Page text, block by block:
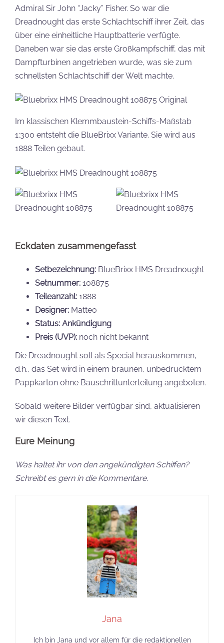
Admiral Sir John “Jacky” Fisher. So war die
Dreadnought das erste Schlachtschiff ihrer Zeit, das
über eine einheitliche Hauptbatterie verfügte.
Daneben war sie das erste Großkampfschiff, das mit
Dampfturbinen angetrieben wurde, was sie zum
schnellsten Schlachtschiff der Welt machte.
Im klassischen Klemmbaustein-Schiffs-Maßstab
1:300 entsteht die BlueBrixx Variante. Sie wird aus
1888 Teilen gebaut.
Eckdaten zusammengefasst
Setbezeichnung: BlueBrixx HMS Dreadnought
Setnummer: 108875
Teileanzahl: 1888
Designer: Matteo
Status: Ankündigung
Preis (UVP): noch nicht bekannt
Die Dreadnought soll als Special herauskommen,
d.h., das Set wird in einem braunen, unbedrucktem
Pappkarton ohne Bauschrittunterteilung angeboten.
Sobald weitere Bilder verfügbar sind, aktualisieren
wir diesen Text.
Eure Meinung
Was haltet ihr von den angekündigten Schiffen?
Schreibt es gern in die Kommentare.
Jana
Ich bin Jana und vor allem für die redaktionellen